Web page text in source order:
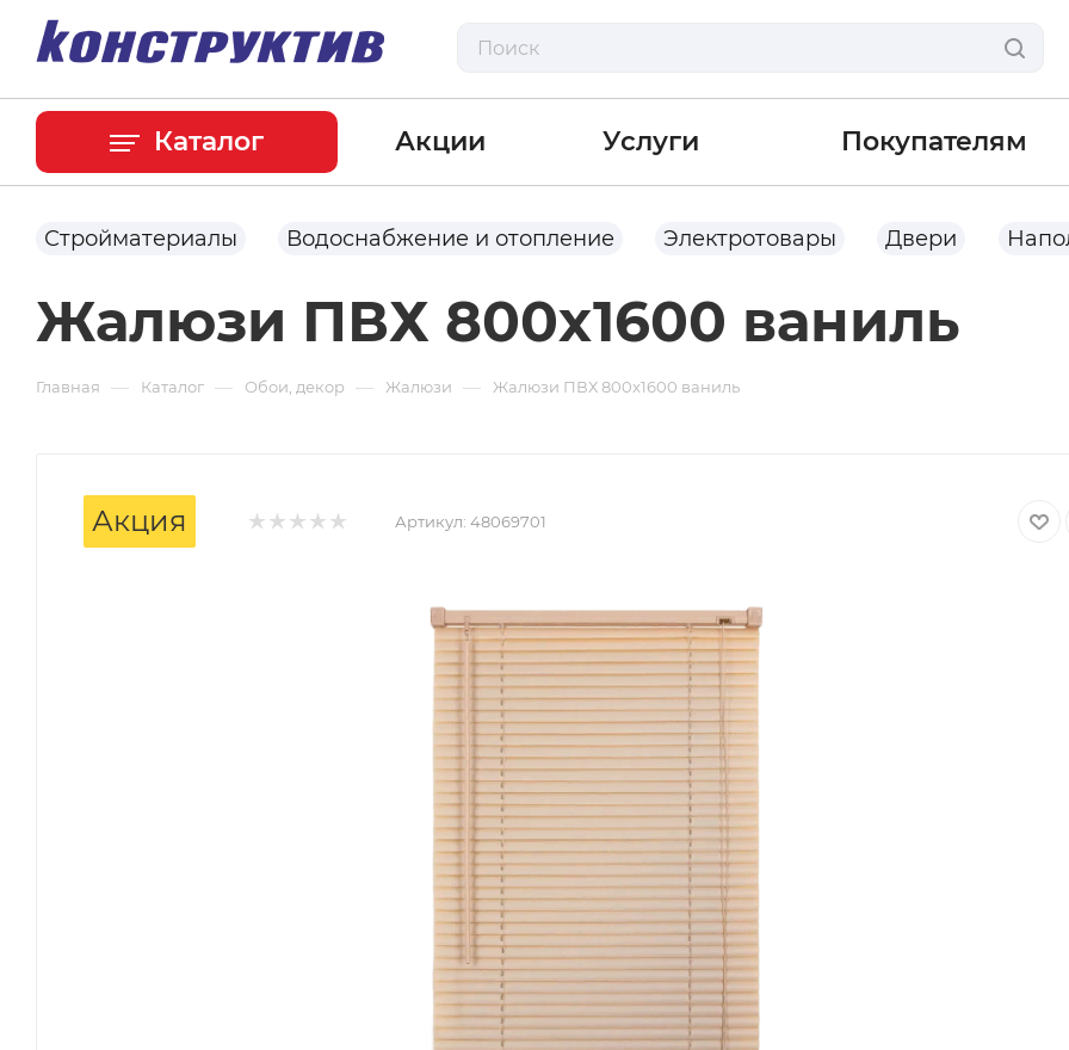
Каталог Акции Услуги Покупателям
Стройматериалы Водоснабжение и отопление Электротовары Двери
Жалюзи ПВХ 800x1600 ваниль
Главная — Каталог — Обои, декор — Жалюзи — Жалюзи ПВХ 800x1600 ваниль
Акция Артикул: 48069701